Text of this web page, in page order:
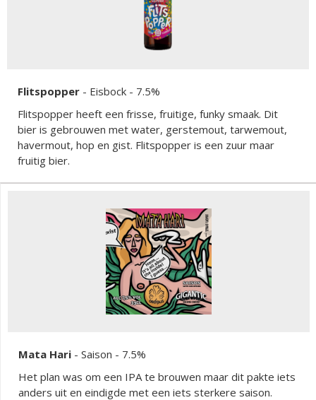
Flitspopper - Eisbock - 7.5%
Flitspopper heeft een frisse, fruitige, funky smaak. Dit
bier is gebrouwen met water, gerstemout, tarwemout,
havermout, hop en gist. Flitspopper is een zuur maar
fruitig bier.
Mata Hari - Saison - 7.5%
Het plan was om een IPA te brouwen maar dit pakte iets
anders uit en eindigde met een iets sterkere saison.